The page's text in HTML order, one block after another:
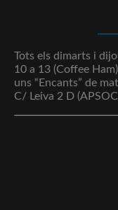
Tots els dimarts i
10 a 13 (Coffee
uns “Encants” de
C/ Leiva 2 D